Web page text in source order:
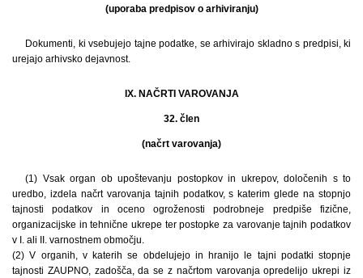
(uporaba predpisov o arhiviranju)
Dokumenti, ki vsebujejo tajne podatke, se arhivirajo skladno s predpisi, ki
urejajo arhivsko dejavnost.
IX. NAČRTI VAROVANJA
32. člen
(načrt varovanja)
(1) Vsak organ ob upoštevanju postopkov in ukrepov, določenih s to
uredbo, izdela načrt varovanja tajnih podatkov, s katerim glede na stopnjo
tajnosti podatkov in oceno ogroženosti podrobneje predpiše fizične,
organizacijske in tehnične ukrepe ter postopke za varovanje tajnih podatkov
v I. ali II. varnostnem območju.
(2) V organih, v katerih se obdelujejo in hranijo le tajni podatki stopnje
tajnosti ZAUPNO, zadošča, da se z načrtom varovanja opredelijo ukrepi iz